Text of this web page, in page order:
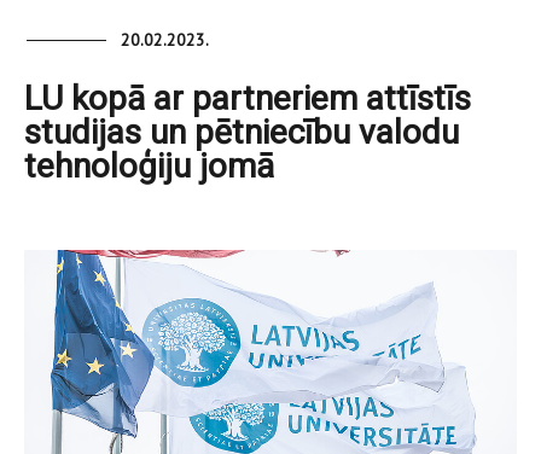
20.02.2023.
LU kopā ar partneriem attīstīs
studijas un pētniecību valodu
tehnoloģiju jomā